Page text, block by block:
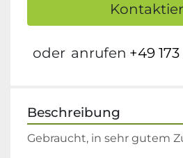
oder anrufen +49
Beschreibung
Gebraucht, in sehr gutem